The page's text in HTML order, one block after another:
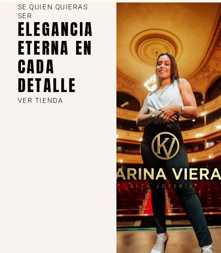
SE QUIEN QUIERAS
SER
ELEGANCIA
ETERNA EN
CADA
DETALLE
VER TIENDA